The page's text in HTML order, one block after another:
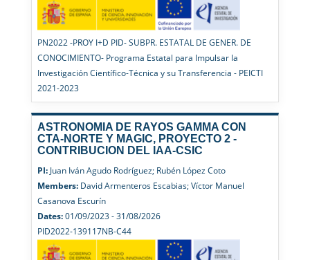
PN2022 -PROY I+D PID- SUBPR. ESTATAL DE GENER. DE
CONOCIMIENTO- Programa Estatal para Impulsar la
Investigación Científico-Técnica y su Transferencia - PEICTI
2021-2023
ASTRONOMIA DE RAYOS GAMMA CON
CTA-NORTE Y MAGIC, PROYECTO 2 -
CONTRIBUCION DEL IAA-CSIC
PI:Juan Iván Agudo Rodríguez; Rubén López Coto
Members:David Armenteros Escabias; Víctor Manuel
Casanova Escurín
Dates:01/09/2023 - 31/08/2026
PID2022-139117NB-C44